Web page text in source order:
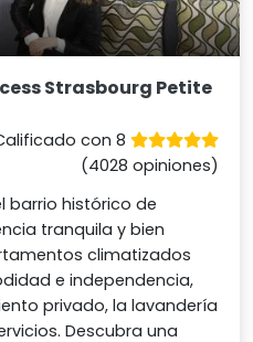
Strasbourg Petite
con 8
(4028 opiniones)
barrio histórico de
tranquila y bien
climatizados
e independencia,
privado, la lavandería
Descubra una